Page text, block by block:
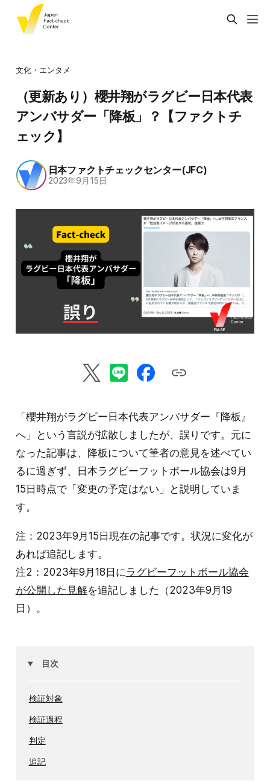
文化・エンタメ
（更新あり）櫻井翔がラグビー日本代表
アンバサダー「降板」？【ファクトチ
ェック】
日本ファクトチェックセンター(JFC)
2023年9月15日
「櫻井翔がラグビー日本代表アンバサダー『降板』
へ」という言説が拡散しましたが、誤りです。元に
なった記事は、降板について筆者の意見を述べてい
るに過ぎず、日本ラグビーフットボール協会は9月
15日時点で「変更の予定はない」と説明していま
す。
注：2023年9月15日現在の記事です。状況に変化が
あれば追記します。
注2：2023年9月18日にラグビーフットボール協会
が公開した見解を追記しました（2023年9月19
日）。
目次
検証対象
検証過程
判定
追記